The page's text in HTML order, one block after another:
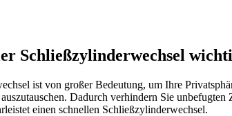
Schließzylinderwechsel
ist von großer Bedeutung, um Ihre
Dadurch verhindern Sie
einen schnellen Schließzylinderwechsel.